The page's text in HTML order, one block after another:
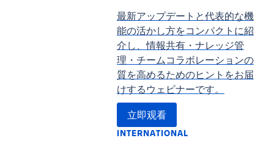
最新アップデートと代表的な機
能の活かし方をコンパクトに紹
介し、情報共有・ナレッジ管
理・チームコラボレーションの
質を高めるためのヒントをお届
けするウェビナーです。
立即观看
INTERNATIONAL